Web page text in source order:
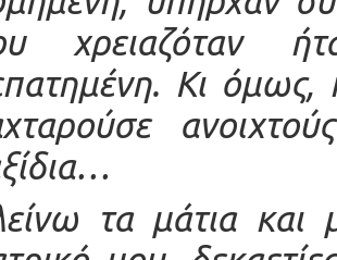
χρειαζόταν
Κι
τα μάτια και